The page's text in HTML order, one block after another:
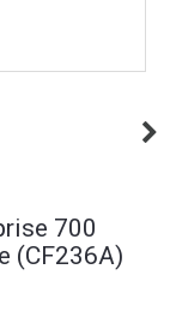
700
(CF236A)